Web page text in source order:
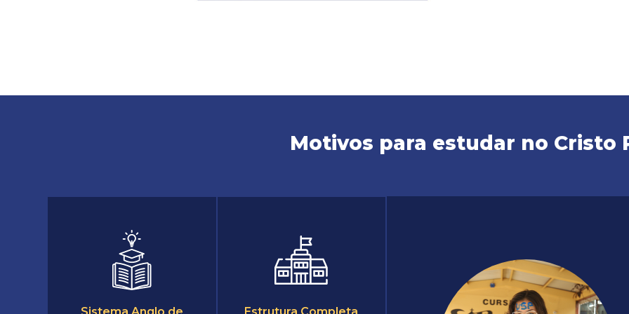
Motivos para estudar no Cristo